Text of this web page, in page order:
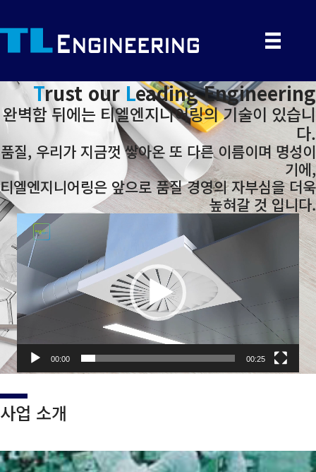
Trust our Leading Engineering
완벽함 뒤에는 티엘엔지니어링의 기술이 있습니
다.
품질, 우리가 지금껏 쌓아온 또 다른 이름이며 명성이
기에,
티엘엔지니어링은 앞으로 품질 경영의 자부심을 더욱
높혀갈 것 입니다.
비
디
오
플
레
이
어
00:00 00:25
사업 소개